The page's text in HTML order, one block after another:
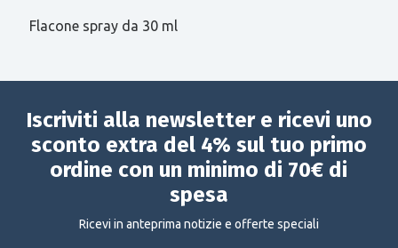
Flacone spray da 30 ml
Iscriviti alla newsletter e ricevi uno
sconto extra del 4% sul tuo primo
ordine con un minimo di 70€ di
spesa
Ricevi in anteprima notizie e offerte speciali